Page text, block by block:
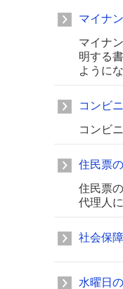
マイナ
マイナ
明する
ように
コンビ
コンビ
住民票
住民票
代理人
社会保
水曜日